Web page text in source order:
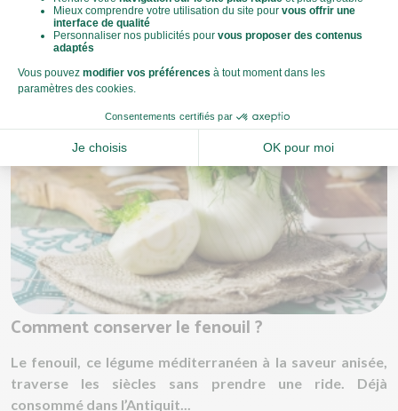
Déguster
S'initier
Nos meilleures recettes
Comment conserver le fenouil ?
Le fenouil, ce légume méditerranéen à la saveur anisée,
traverse les siècles sans prendre une ride. Déjà
consommé dans l’Antiquit...